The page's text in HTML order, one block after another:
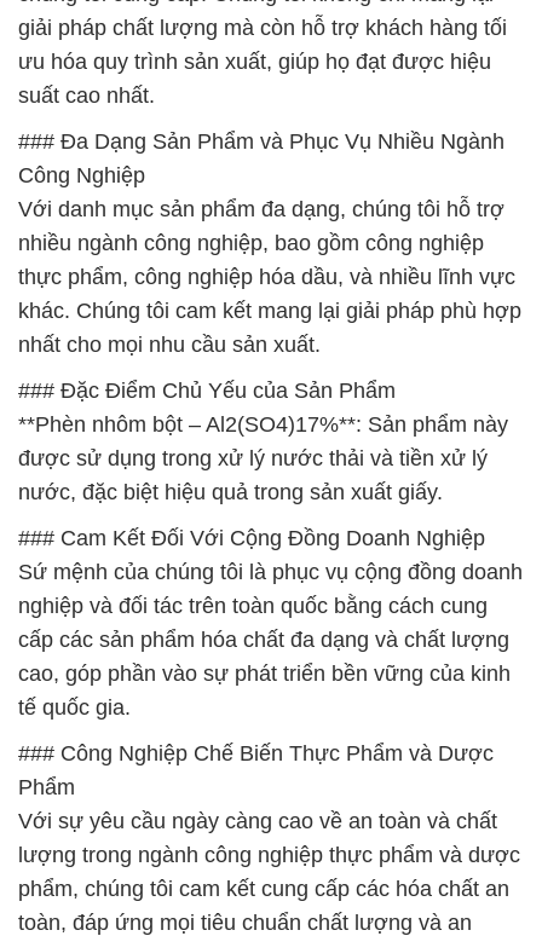
giải pháp chất lượng mà còn hỗ trợ khách hàng tối
ưu hóa quy trình sản xuất, giúp họ đạt được hiệu
suất cao nhất.
### Đa Dạng Sản Phẩm và Phục Vụ Nhiều Ngành
Công Nghiệp
Với danh mục sản phẩm đa dạng, chúng tôi hỗ trợ
nhiều ngành công nghiệp, bao gồm công nghiệp
thực phẩm, công nghiệp hóa dầu, và nhiều lĩnh vực
khác. Chúng tôi cam kết mang lại giải pháp phù hợp
nhất cho mọi nhu cầu sản xuất.
### Đặc Điểm Chủ Yếu của Sản Phẩm
**Phèn nhôm bột – Al2(SO4)17%**: Sản phẩm này
được sử dụng trong xử lý nước thải và tiền xử lý
nước, đặc biệt hiệu quả trong sản xuất giấy.
### Cam Kết Đối Với Cộng Đồng Doanh Nghiệp
Sứ mệnh của chúng tôi là phục vụ cộng đồng doanh
nghiệp và đối tác trên toàn quốc bằng cách cung
cấp các sản phẩm hóa chất đa dạng và chất lượng
cao, góp phần vào sự phát triển bền vững của kinh
tế quốc gia.
### Công Nghiệp Chế Biến Thực Phẩm và Dược
Phẩm
Với sự yêu cầu ngày càng cao về an toàn và chất
lượng trong ngành công nghiệp thực phẩm và dược
phẩm, chúng tôi cam kết cung cấp các hóa chất an
toàn, đáp ứng mọi tiêu chuẩn chất lượng và an